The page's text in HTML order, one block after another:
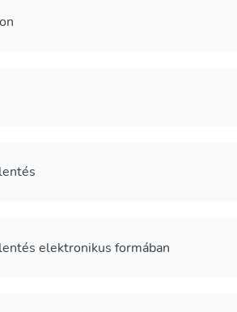
elektronikus formában